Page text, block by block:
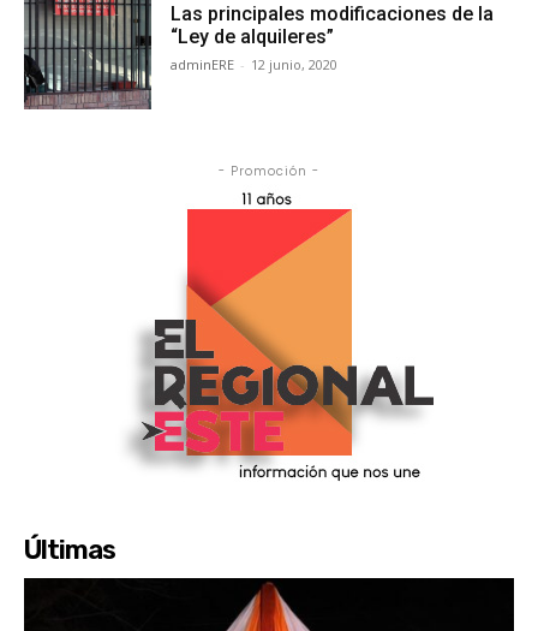
Las principales modificaciones de la
“Ley de alquileres”
adminERE - 12 junio, 2020
- Promoción -
Últimas